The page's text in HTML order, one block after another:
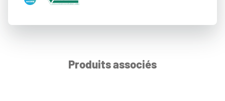
Produits associés